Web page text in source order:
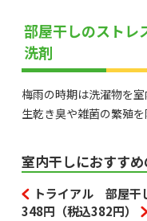
部屋干しのストレ
洗剤
梅雨の時期は洗濯物を
生乾き臭や雑菌の繁殖を
室内干しにおすす
トライアル 部屋干
348円（税込382円）